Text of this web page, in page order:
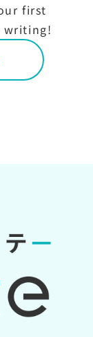
first
writing!